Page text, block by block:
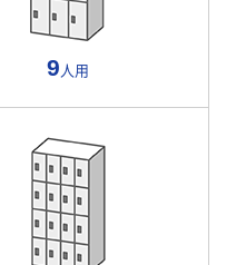
9 人用